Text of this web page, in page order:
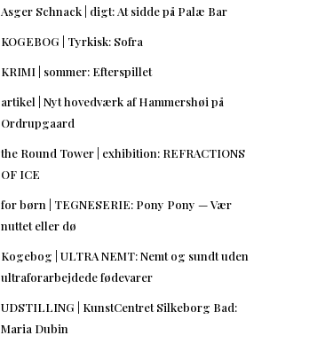
Asger Schnack | digt: At sidde på Palæ Bar
KOGEBOG | Tyrkisk: Sofra
KRIMI | sommer: Efterspillet
artikel | Nyt hovedværk af Hammershøi på
Ordrupgaard
the Round Tower | exhibition: REFRACTIONS
OF ICE
for børn | TEGNESERIE: Pony Pony — Vær
nuttet eller dø
Kogebog | ULTRA NEMT: Nemt og sundt uden
ultraforarbejdede fødevarer
UDSTILLING | KunstCentret Silkeborg Bad:
Maria Dubin